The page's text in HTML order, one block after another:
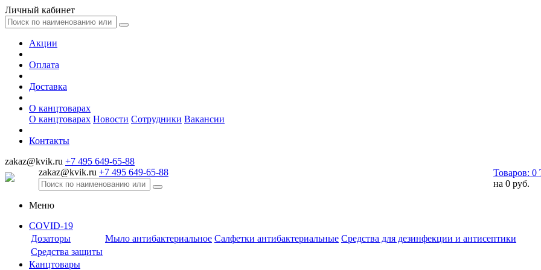
Личный кабинет
Акции
Оплата
Доставка
О канцтоварах
О канцтоварах Новости Сотрудники Вакансии
Контакты
zakaz@kvik.ru +7 495 649-65-88
zakaz@kvik.ru +7 495 649-65-88 Товаров: 0
на 0 руб.
Меню
COVID-19
Дозаторы
Мыло антибактериальное Салфетки антибактериальные Средства для дезинфекции и антисептики
Средства защиты
Канцтовары